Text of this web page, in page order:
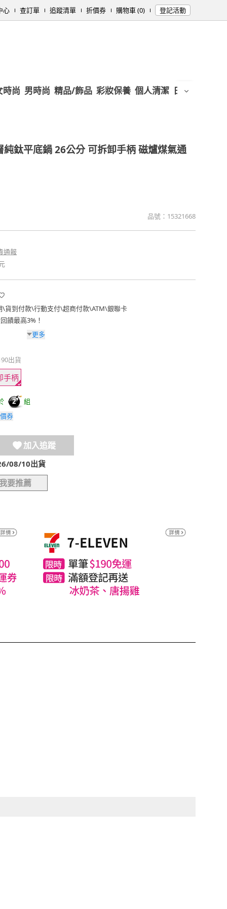
心 查訂單 追蹤清單 折價券 購物車 (0) 登記活動
時尚 男時尚 精品/飾品 彩妝保養 個人清潔 日用/紙品
純鈦平底鍋 26公分 可拆卸手柄 磁爐煤氣通
品號： 15321668
通報
\貨到付款\行動支付\超商付款\ATM\銀聯卡
饋最高3%！
更多
出貨
手柄
2
組
券
加入追蹤
08/10出貨
我要推薦